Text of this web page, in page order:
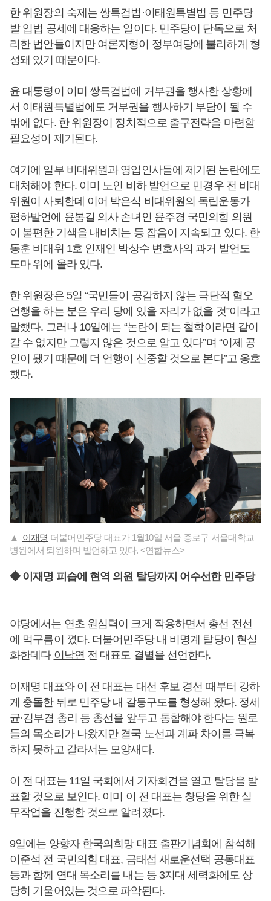
한 위원장의 숙제는 쌍특검법·이태원특별법 등 민주당
발 입법 공세에 대응하는 일이다. 민주당이 단독으로 처
리한 법안들이지만 여론지형이 정부여당에 불리하게 형
성돼 있기 때문이다.
윤 대통령이 이미 쌍특검법에 거부권을 행사한 상황에
서 이태원특별법에도 거부권을 행사하기 부담이 될 수
밖에 없다. 한 위원장이 정치적으로 출구전략을 마련할
필요성이 제기된다.
여기에 일부 비대위원과 영입인사들에 제기된 논란에도
대처해야 한다. 이미 노인 비하 발언으로 민경우 전 비대
위원이 사퇴한데 이어 박은식 비대위원의 독립운동가
폄하발언에 윤봉길 의사 손녀인 윤주경 국민의힘 의원
이 불편한 기색을 내비치는 등 잡음이 지속되고 있다. 한
동훈 비대위 1호 인재인 박상수 변호사의 과거 발언도
도마 위에 올라 있다.
한 위원장은 5일 “국민들이 공감하지 않는 극단적 혐오
언행을 하는 분은 우리 당에 있을 자리가 없을 것”이라고
말했다. 그러나 10일에는 “논란이 되는 철학이라면 같이
갈 수 없지만 그렇지 않은 것으로 알고 있다”며 “이제 공
인이 됐기 때문에 더 언행이 신중할 것으로 본다”고 옹호
했다.
▲ 이재명 더불어민주당 대표가 1월10일 서울 종로구 서울대학교
병원에서 퇴원하며 발언하고 있다. <연합뉴스>
◆ 이재명 피습에 현역 의원 탈당까지 어수선한 민주당
야당에서는 연초 원심력이 크게 작용하면서 총선 전선
에 먹구름이 꼈다. 더불어민주당 내 비명계 탈당이 현실
화한데다 이낙연 전 대표도 결별을 선언한다.
이재명 대표와 이 전 대표는 대선 후보 경선 때부터 강하
게 충돌한 뒤로 민주당 내 갈등구도를 형성해 왔다. 정세
균·김부겸 총리 등 총선을 앞두고 통합해야 한다는 원로
들의 목소리가 나왔지만 결국 노선과 계파 차이를 극복
하지 못하고 갈라서는 모양새다.
이 전 대표는 11일 국회에서 기자회견을 열고 탈당을 발
표할 것으로 보인다. 이미 이 전 대표는 창당을 위한 실
무작업을 진행한 것으로 알려졌다.
9일에는 양향자 한국의희망 대표 출판기념회에 참석해
이준석 전 국민의힘 대표, 금태섭 새로운선택 공동대표
등과 함께 연대 목소리를 내는 등 3지대 세력화에도 상
당히 기울어있는 것으로 파악된다.